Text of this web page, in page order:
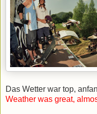
Das Wetter war top,
Weather was great,